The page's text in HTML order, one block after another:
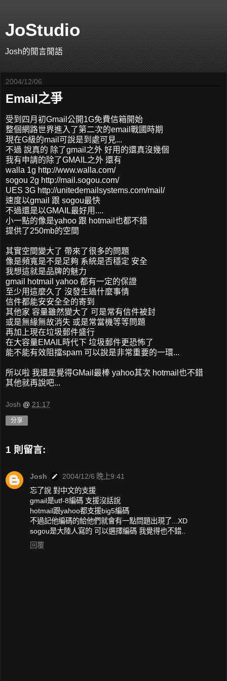
JoStudio
Josh的閒言閒語
2004/12/06
Email之爭
受到四月初Gmail公開1G免費信箱開始
整個網路世界進入了第二次的email戰國時期
現在G級的mail可說是到處可見...
不過 說真的 除了gmail之外 好用的還真沒幾個
我有申請的除了GMAIL之外 還有
walla 1g http://www.walla.com/
sogou 2g http://mail.sogou.com/
UES 3G http://unitedemailsystems.com/mail/
速度以gmail 跟 sogou最快
不過還是以GMAIL最好用....
小一點的像是yahoo 跟 hotmail也都不錯
提供了250mb的空間
其實空間變大了 帶來了很多的問題
像是頻寬是不是足夠 系統是否穩定 安全
我想這就是品牌的魅力
gmail hotmail yahoo 都有一定的保證
至少用這麼久了 沒發生過什麼事情
信件都能安安全全的寄到
其他家 容量雖然變大了 可是常有信件被封
或是無緣無故消失 或是常當機等等問題
再加上現在垃圾郵件盛行
在大容量EMAIL時代下 垃圾郵件更恐怖了
能不能有效阻擋spam 可以說是非常重要的一環...
所以啦 我還是覺得GMail最棒 yahoo其次 hotmail也不錯
其他就再說吧...
Josh @ 21:17
分享
1 則留言:
Josh
2004/12/6 晚上9:41
忘了說 對中文的支援
gmail是utf-8編碼 支援沒話說
hotmail跟yahoo都支援big5編碼
不過記他編碼的給他們就會有一點問題出現了...XD
sogou是大陸人寫的 可以選擇編碼 我覺得也不錯..
回覆